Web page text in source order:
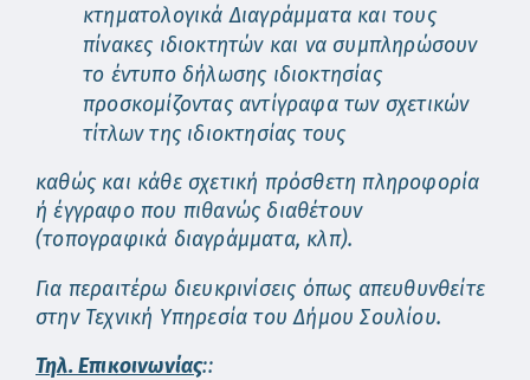
κτηματολογικά Διαγράμματα και τους
πίνακες ιδιοκτητών και να συμπληρώσουν
το έντυπο δήλωσης ιδιοκτησίας
προσκομίζοντας αντίγραφα των σχετικών
τίτλων της ιδιοκτησίας τους
καθώς και κάθε σχετική πρόσθετη πληροφορία
ή έγγραφο που πιθανώς διαθέτουν
(τοπογραφικά διαγράμματα, κλπ).
Για περαιτέρω διευκρινίσεις όπως απευθυνθείτε
στην Τεχνική Υπηρεσία του Δήμου Σουλίου.
Τηλ. Επικοινωνίας::